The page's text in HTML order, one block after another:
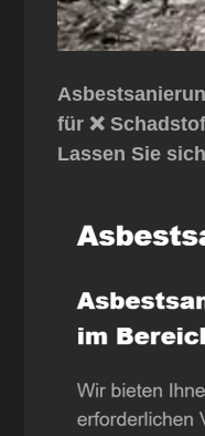
für ❌
Lassen Sie